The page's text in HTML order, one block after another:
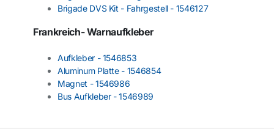
Brigade DVS Kit - Fahrgestell - 1546127
Frankreich- Warnaufkleber
Aufkleber - 1546853
Aluminum Platte - 1546854
Magnet - 1546986
Bus Aufkleber - 1546989